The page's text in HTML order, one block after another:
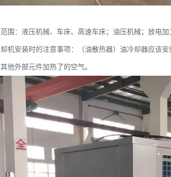
围：液压机械、车床、高速车床；油压机械；放电
机安装时的注意事项：（油散热器）油冷却器应该
他外部元件加热了的空气。